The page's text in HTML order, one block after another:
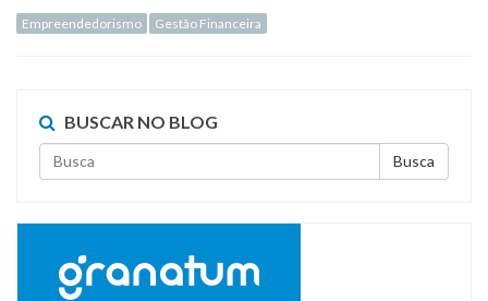
Empreendedorismo Gestão Financeira
BUSCAR NO BLOG
Busca